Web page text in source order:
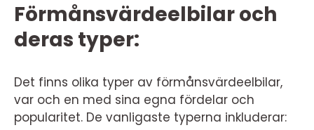
Förmånsvärdeelbilar och
deras typer:
Det finns olika typer av förmånsvärdeelbilar,
var och en med sina egna fördelar och
popularitet. De vanligaste typerna inkluderar: